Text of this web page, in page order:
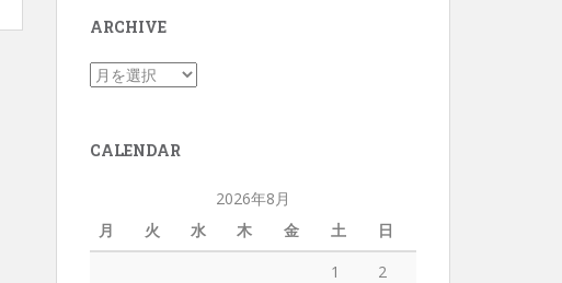
ARCHIVE
CALENDAR
2026年8月
月
火 水 木 金 土 日
1
2